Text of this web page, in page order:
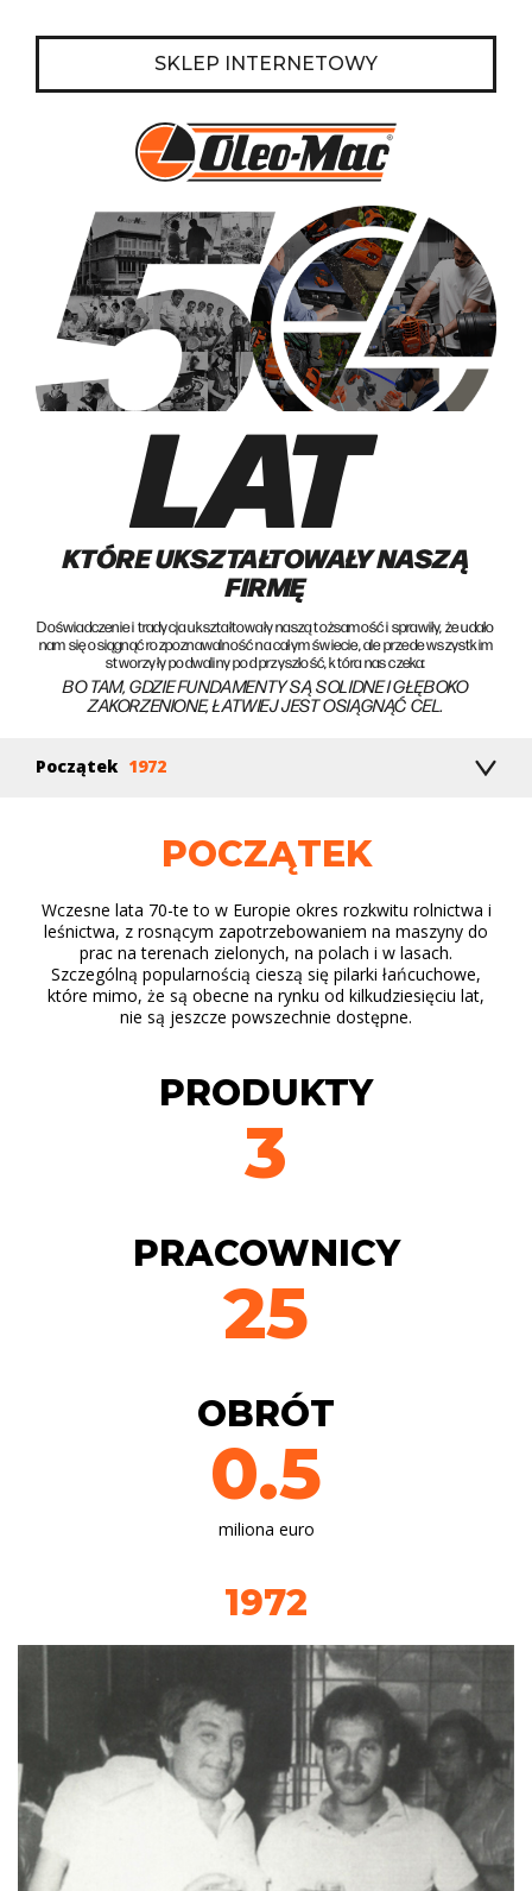
SKLEP INTERNETOWY
LAT
KTÓRE UKSZTAŁTOWAŁY NASZĄ
FIRMĘ
Doświadczenie i tradycja ukształtowały naszą tożsamość i sprawiły, że udało
nam się osiągnąć rozpoznawalność na całym świecie, ale przede wszystkim
stworzyły podwaliny pod przyszłość, która nas czeka:
BO TAM, GDZIE FUNDAMENTY SĄ SOLIDNE I GŁĘBOKO
ZAKORZENIONE, ŁATWIEJ JEST OSIĄGNĄĆ CEL.
Początek 1972
POCZĄTEK
Wczesne lata 70-te to w Europie okres rozkwitu rolnictwa i
leśnictwa, z rosnącym zapotrzebowaniem na maszyny do
prac na terenach zielonych, na polach i w lasach.
Szczególną popularnością cieszą się pilarki łańcuchowe,
które mimo, że są obecne na rynku od kilkudziesięciu lat,
nie są jeszcze powszechnie dostępne.
PRODUKTY
3
PRACOWNICY
25
OBRÓT
0.5
miliona euro
1972